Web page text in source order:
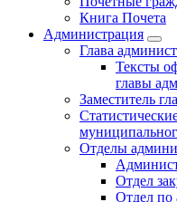
Книга Почета
Администрация
Глава
Тексты
главы
Заместитель
Отделы
Отдел
Отдел по